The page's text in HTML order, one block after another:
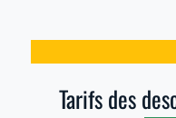
Tarifs des